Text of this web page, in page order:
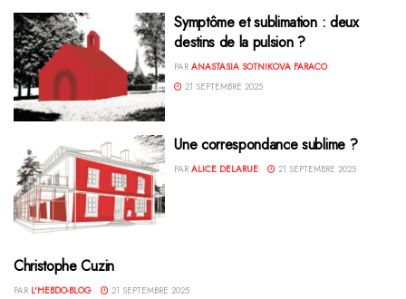
Symptôme et sublimation : deux
destins de la pulsion ?
PAR ANASTASIA SOTNIKOVA FARACO
21 SEPTEMBRE 2025
Une correspondance sublime ?
PAR ALICE DELARUE 21 SEPTEMBRE 2025
Christophe Cuzin
PAR L'HEBDO-BLOG 21 SEPTEMBRE 2025